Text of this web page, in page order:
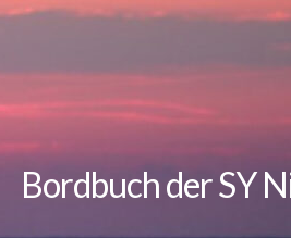
Bordbuch der SY